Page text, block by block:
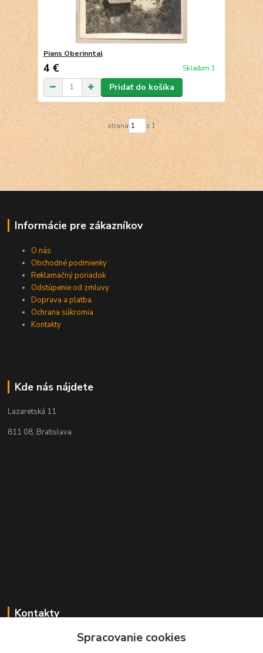
Pians Oberinntal
4 € Skladom 1
Pridať do košíka
strana z 1
Informácie pre zákazníkov
O nás
Obchodné podmienky
Reklamačný poriadok
Odstúpenie od zmluvy
Doprava a platba
Ochrana súkromia
Kontakty
Kde nás nájdete
Lazaretská 11
811 08, Bratislava
Kontakty
+421 2 529 67 411Spracovanie cookies